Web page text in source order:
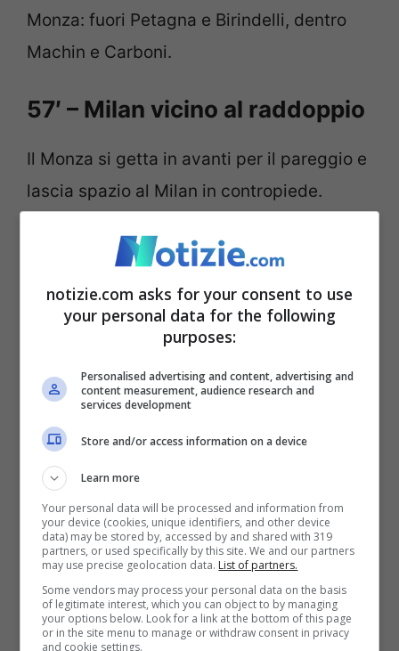
Monza: fuori Petagna e Birindelli, dentro
Machin e Carboni.
57′ – Milan vicino al raddoppio
Il Monza si getta in avanti per il pareggio e
lascia spazio al Milan in contropiede.
area di rigore, ma davanti a Di Gregorio
non inquadra la porta.
54′ – Ammonito Birindelli
Il primo giallo nella ripresa è per Birindelli,
che si prende l’ammonizione per una
prossima sfida di campionato perché
diffidato.
53′ – Grande occasione per
Petagna
notizie.com asks for your consent to use
your personal data for the following
purposes:
Personalised advertising and content, advertising and
content measurement, audience research and
services development
Store and/or access information on a device
Learn more
Your personal data will be processed and information from
your device (cookies, unique identifiers, and other device
data) may be stored by, accessed by and shared with 319
partners, or used specifically by this site. We and our partners
may use precise geolocation data. List of partners.
Some vendors may process your personal data on the basis
of legitimate interest, which you can object to by managing
your options below. Look for a link at the bottom of this page
or in the site menu to manage or withdraw consent in privacy
and cookie settings.